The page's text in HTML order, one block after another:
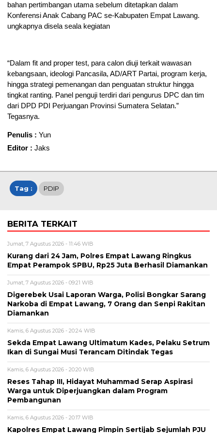
bahan pertimbangan utama sebelum ditetapkan dalam
Konferensi Anak Cabang PAC se-Kabupaten Empat Lawang.
ungkapnya disela seala kegiatan
“Dalam fit and proper test, para calon diuji terkait wawasan
kebangsaan, ideologi Pancasila, AD/ART Partai, program kerja,
hingga strategi pemenangan dan penguatan struktur hingga
tingkat ranting. Panel penguji terdiri dari pengurus DPC dan tim
dari DPD PDI Perjuangan Provinsi Sumatera Selatan.”
Tegasnya.
Penulis : Yun
Editor : Jaks
Tag : PDIP
BERITA TERKAIT
Jumat, 7 Agustus 2026 - 11:46 WIB
Kurang dari 24 Jam, Polres Empat Lawang Ringkus
Empat Perampok SPBU, Rp25 Juta Berhasil Diamankan
Jumat, 7 Agustus 2026 - 09:21 WIB
Digerebek Usai Laporan Warga, Polisi Bongkar Sarang
Narkoba di Empat Lawang, 7 Orang dan Senpi Rakitan
Diamankan
Kamis, 6 Agustus 2026 - 20:24 WIB
Sekda Empat Lawang Ultimatum Kades, Pelaku Setrum
Ikan di Sungai Musi Terancam Ditindak Tegas
Kamis, 6 Agustus 2026 - 20:20 WIB
Reses Tahap III, Hidayat Muhammad Serap Aspirasi
Warga untuk Diperjuangkan dalam Program
Pembangunan
Kamis, 6 Agustus 2026 - 20:17 WIB
Kapolres Empat Lawang Pimpin Sertijab Sejumlah PJU